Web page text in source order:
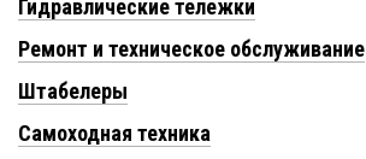
Гидравлические тележки
Ремонт и техническое обслуживание
Штабелеры
Самоходная техника